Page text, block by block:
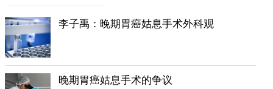
李子禹：晚期胃癌姑息手术外科观
晚期胃癌姑息手术的争议